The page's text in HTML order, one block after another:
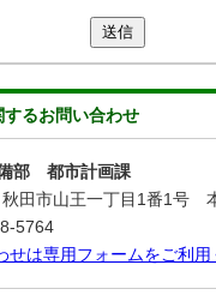
送信
するお問い合わせ
部 都市計画課
田市山王一丁目1番1号
5764
せは専用フォームをご利用